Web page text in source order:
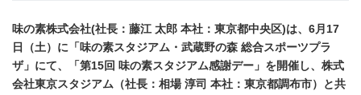
味の素株式会社(社長：藤江 太郎 本社：東京都中央区)は、6月17
日（土）に「味の素スタジアム・武蔵野の森 総合スポーツプラ
ザ」にて、「第15回 味の素スタジアム感謝デー」を開催し、株式
会社東京スタジアム（社長：相場 淳司 本社：東京都調布市）と共